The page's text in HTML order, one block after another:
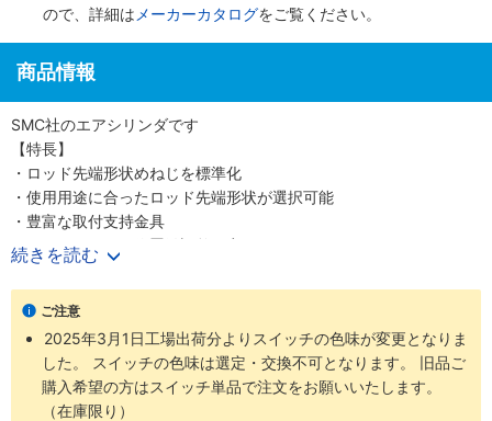
ので、詳細は メーカーカタログをご覧ください。
商品情報
SMC社のエアシリンダです
【特長】
・ロッド先端形状めねじを標準化
・使用用途に合ったロッド先端形状が選択可能
・豊富な取付支持金具
・オートスイッチ位置微調整が容易
・スイッチブラケット透明化によるインジケータランプ視認性向上
・1山クレビス、トラニオン用揺動受け金具設定
・ボスカットタイプによる全長短縮
・EU-RoHS指令に適合
・グリースの選択可能（オプション設定）
・耐水性小型オートスイッチ追加設定
続きを読む
ご注意
2025年3月1日工場出荷分よりスイッチの色味が変更となりま
した。 スイッチの色味は選定・交換不可となります。 旧品ご
購入希望の方はスイッチ単品で注文をお願いいたします。
（在庫限り）